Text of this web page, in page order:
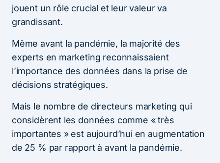
jouent un rôle crucial et leur valeur va
grandissant.
Même avant la pandémie, la majorité des
experts en marketing reconnaissaient
l’importance des données dans la prise de
décisions stratégiques.
Mais le nombre de directeurs marketing qui
considèrent les données comme « très
importantes » est aujourd’hui en augmentation
de 25 % par rapport à avant la pandémie.